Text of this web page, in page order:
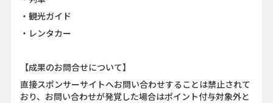
・観光ガイド
・レンタカー
【成果のお問合せについて】
直接スポンサーサイトへお問い合わせすることは禁止されて
おり、お問い合わせが発覚した場合はポイント付与対象外と